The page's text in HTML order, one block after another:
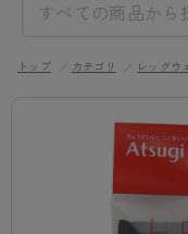
3,980円以
トップ カテゴリ レッグウ